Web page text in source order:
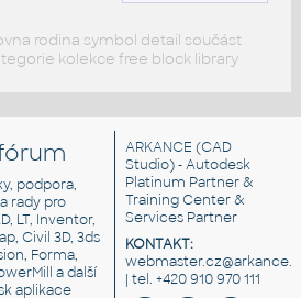
rodina symbol detail součást
kolekce free block library
podpora,
rady pro
LT, Inventor,
Civil 3D, 3ds
Forma,
a další
aplikace
ARKANCE (CAD
Studio) - Autodesk
Platinum Partner &
Training Center &
Services Partner
KONTAKT:
| tel. +420 910 970 111